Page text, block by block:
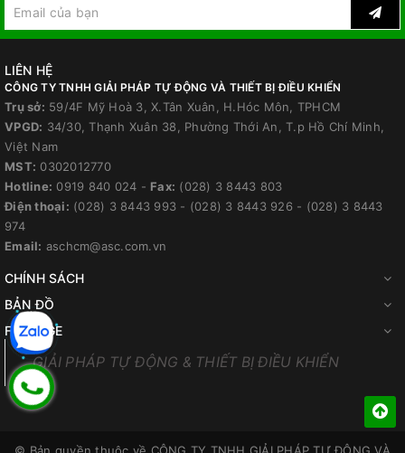
LIÊN HỆ
CÔNG TY TNHH GIẢI PHÁP TỰ ĐỘNG VÀ THIẾT BỊ ĐIỀU KHIỂN
Trụ sở: 59/4F Mỹ Hoà 3, X.Tân Xuân, H.Hóc Môn, TPHCM
VPGD: 34/30, Thạnh Xuân 38, Phường Thới An, T.p Hồ Chí Minh,
Việt Nam
MST: 0302012770
Hotline: 0919 840 024 - Fax: (028) 3 8443 803
Điện thoại: (028) 3 8443 993 - (028) 3 8443 926 - (028) 3 8443
974
Email: aschcm@asc.com.vn
CHÍNH SÁCH
BẢN ĐỒ
FANPAGE
GIẢI PHÁP TỰ ĐỘNG & THIẾT BỊ ĐIỀU KHIỂN